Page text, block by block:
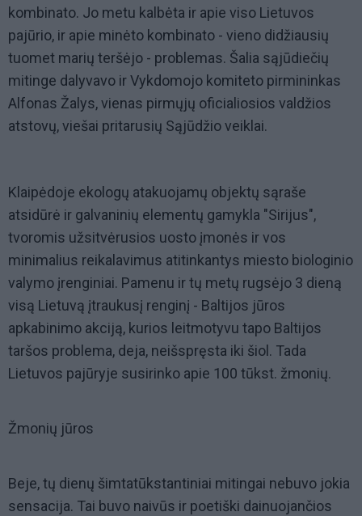
kombinato. Jo metu kalbėta ir apie viso Lietuvos
pajūrio, ir apie minėto kombinato - vieno didžiausių
tuomet marių teršėjo - problemas. Šalia sąjūdiečių
mitinge dalyvavo ir Vykdomojo komiteto pirmininkas
Alfonas Žalys, vienas pirmųjų oficialiosios valdžios
atstovų, viešai pritarusių Sąjūdžio veiklai.
Klaipėdoje ekologų atakuojamų objektų sąraše
atsidūrė ir galvaninių elementų gamykla "Sirijus",
tvoromis užsitvėrusios uosto įmonės ir vos
minimalius reikalavimus atitinkantys miesto biologinio
valymo įrenginiai. Pamenu ir tų metų rugsėjo 3 dieną
visą Lietuvą įtraukusį renginį - Baltijos jūros
apkabinimo akciją, kurios leitmotyvu tapo Baltijos
taršos problema, deja, neišspręsta iki šiol. Tada
Lietuvos pajūryje susirinko apie 100 tūkst. žmonių.
Žmonių jūros
Beje, tų dienų šimtatūkstantiniai mitingai nebuvo jokia
sensacija. Tai buvo naivūs ir poetiški dainuojančios